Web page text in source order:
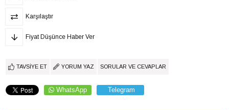
Karşılaştır
Fiyat Düşünce Haber Ver
TAVSIYE ET YORUM YAZ SORULAR VE CEVAPLAR
WhatsApp Telegram